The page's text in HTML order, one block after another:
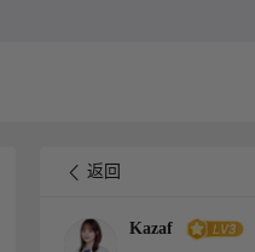
返回
Kazaf